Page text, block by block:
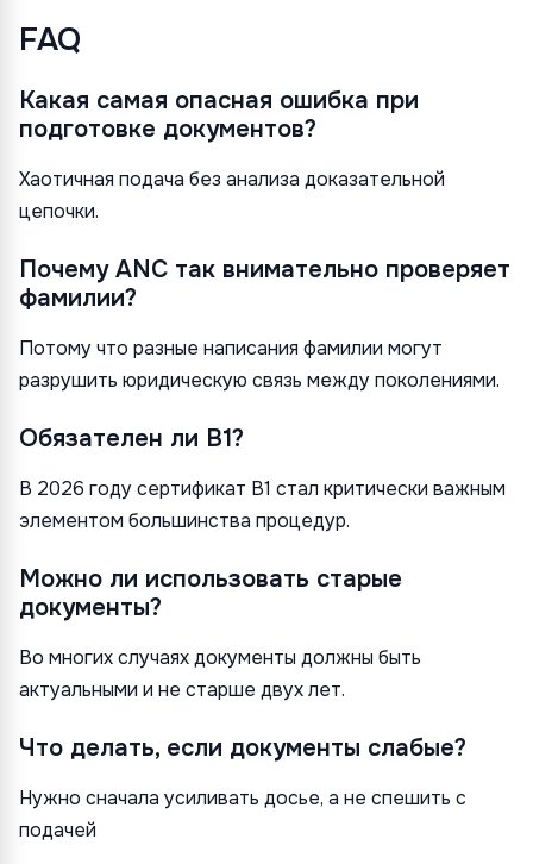
FAQ
Какая самая опасная ошибка при
подготовке документов?
Хаотичная подача без анализа доказательной
цепочки.
Почему ANC так внимательно проверяет
фамилии?
Потому что разные написания фамилии могут
разрушить юридическую связь между поколениями.
Обязателен ли B1?
В 2026 году сертификат B1 стал критически важным
элементом большинства процедур.
Можно ли использовать старые
документы?
Во многих случаях документы должны быть
актуальными и не старше двух лет.
Что делать, если документы слабые?
Нужно сначала усиливать досье, а не спешить с
подачей